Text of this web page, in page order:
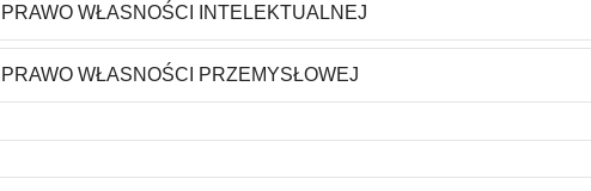
PRAWO WŁASNOŚCI INTELEKTUALNEJ
PRAWO WŁASNOŚCI PRZEMYSŁOWEJ